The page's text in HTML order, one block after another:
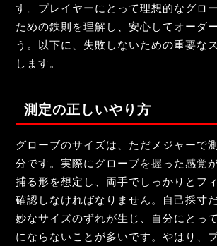
す。プレイヤーにとって理想的なグロ
ための鉄則を理解し、安心してオーダ
う。以下に、失敗しないための重要な
します。
測定の正しいやり方
グローブのサイズは、ただメジャーで
分です。実際にグローブを握った感覚
捕る形を想定し、両手でしっかりとフ
確認しなければなりません。自己採寸
妙なサイズのずれが生じ、自分にとっ
にならないことが多いです。やはり、